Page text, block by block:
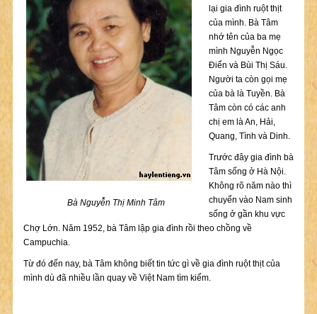
Bà Nguyễn Thị Minh Tâm
lại gia đình ruột thịt
của mình. Bà Tâm
nhớ tên của ba mẹ
mình Nguyễn Ngọc
Điển và Bùi Thị Sáu.
Người ta còn gọi mẹ
của bà là Tuyền. Bà
Tâm còn có các anh
chị em là An, Hải,
Quang, Tình và Dinh.
Trước đây gia đình bà
Tâm sống ở Hà Nội.
Không rõ năm nào thì
chuyển vào Nam sinh
sống ở gần khu vực
Chợ Lớn. Năm 1952, bà Tâm lập gia đình rồi theo chồng về
Campuchia.
Từ đó đến nay, bà Tâm không biết tin tức gì về gia đình ruột thịt của
mình dù đã nhiều lần quay về Việt Nam tìm kiếm.